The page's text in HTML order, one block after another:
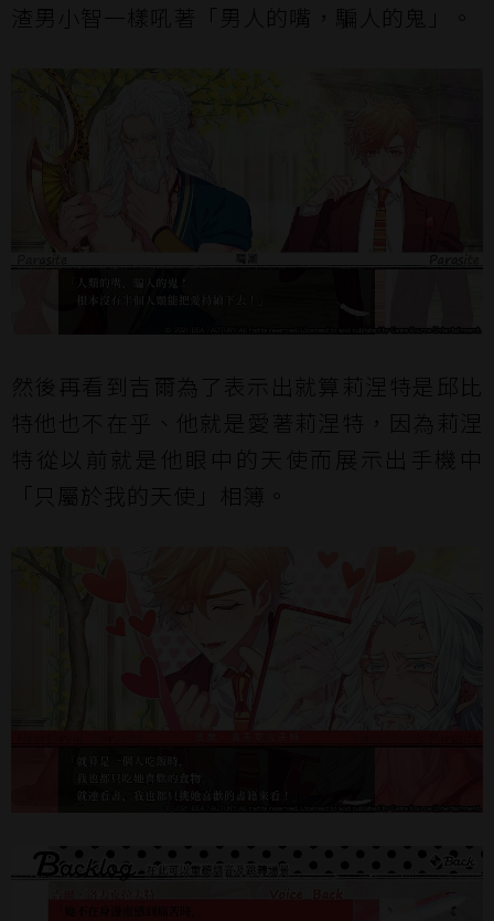
渣男小智一樣吼著「男人的嘴，騙人的鬼」。
然後再看到吉爾為了表示出就算莉涅特是邱比
特他也不在乎、他就是愛著莉涅特，因為莉涅
特從以前就是他眼中的天使而展示出手機中
「只屬於我的天使」相簿。